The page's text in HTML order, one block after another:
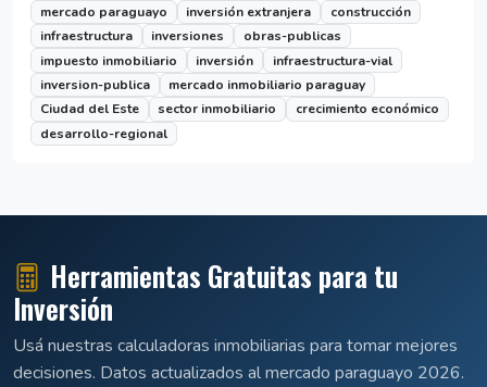
mercado paraguayo
inversión extranjera
construcción
infraestructura
inversiones
obras-publicas
impuesto inmobiliario
inversión
infraestructura-vial
inversion-publica
mercado inmobiliario paraguay
Ciudad del Este
sector inmobiliario
crecimiento económico
desarrollo-regional
Herramientas Gratuitas para tu
Inversión
Usá nuestras calculadoras inmobiliarias para tomar mejores
decisiones. Datos actualizados al mercado paraguayo 2026.